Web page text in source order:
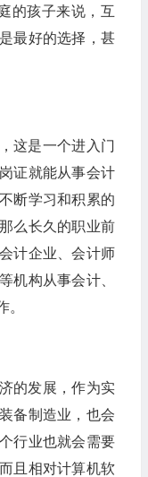
的孩子来说，互
最好的选择，甚
这是一个进入门
证就能从事会计
断学习和积累的
么长久的职业前
计企业、会计师
机构从事会计、
的发展，作为实
备制造业，也会
行业也就会需要
且相对计算机软